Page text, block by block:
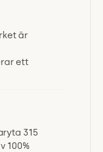
är
ett
315
100%